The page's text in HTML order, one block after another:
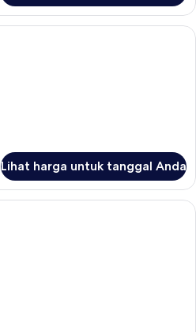
Minibar, brankas, meja kerja, dan
Lihat harga untuk tanggal Anda
Minibar, brankas, meja kerja, dan